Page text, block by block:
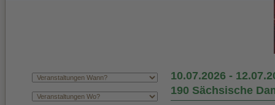
10.07.2026 -
190 Sächsische